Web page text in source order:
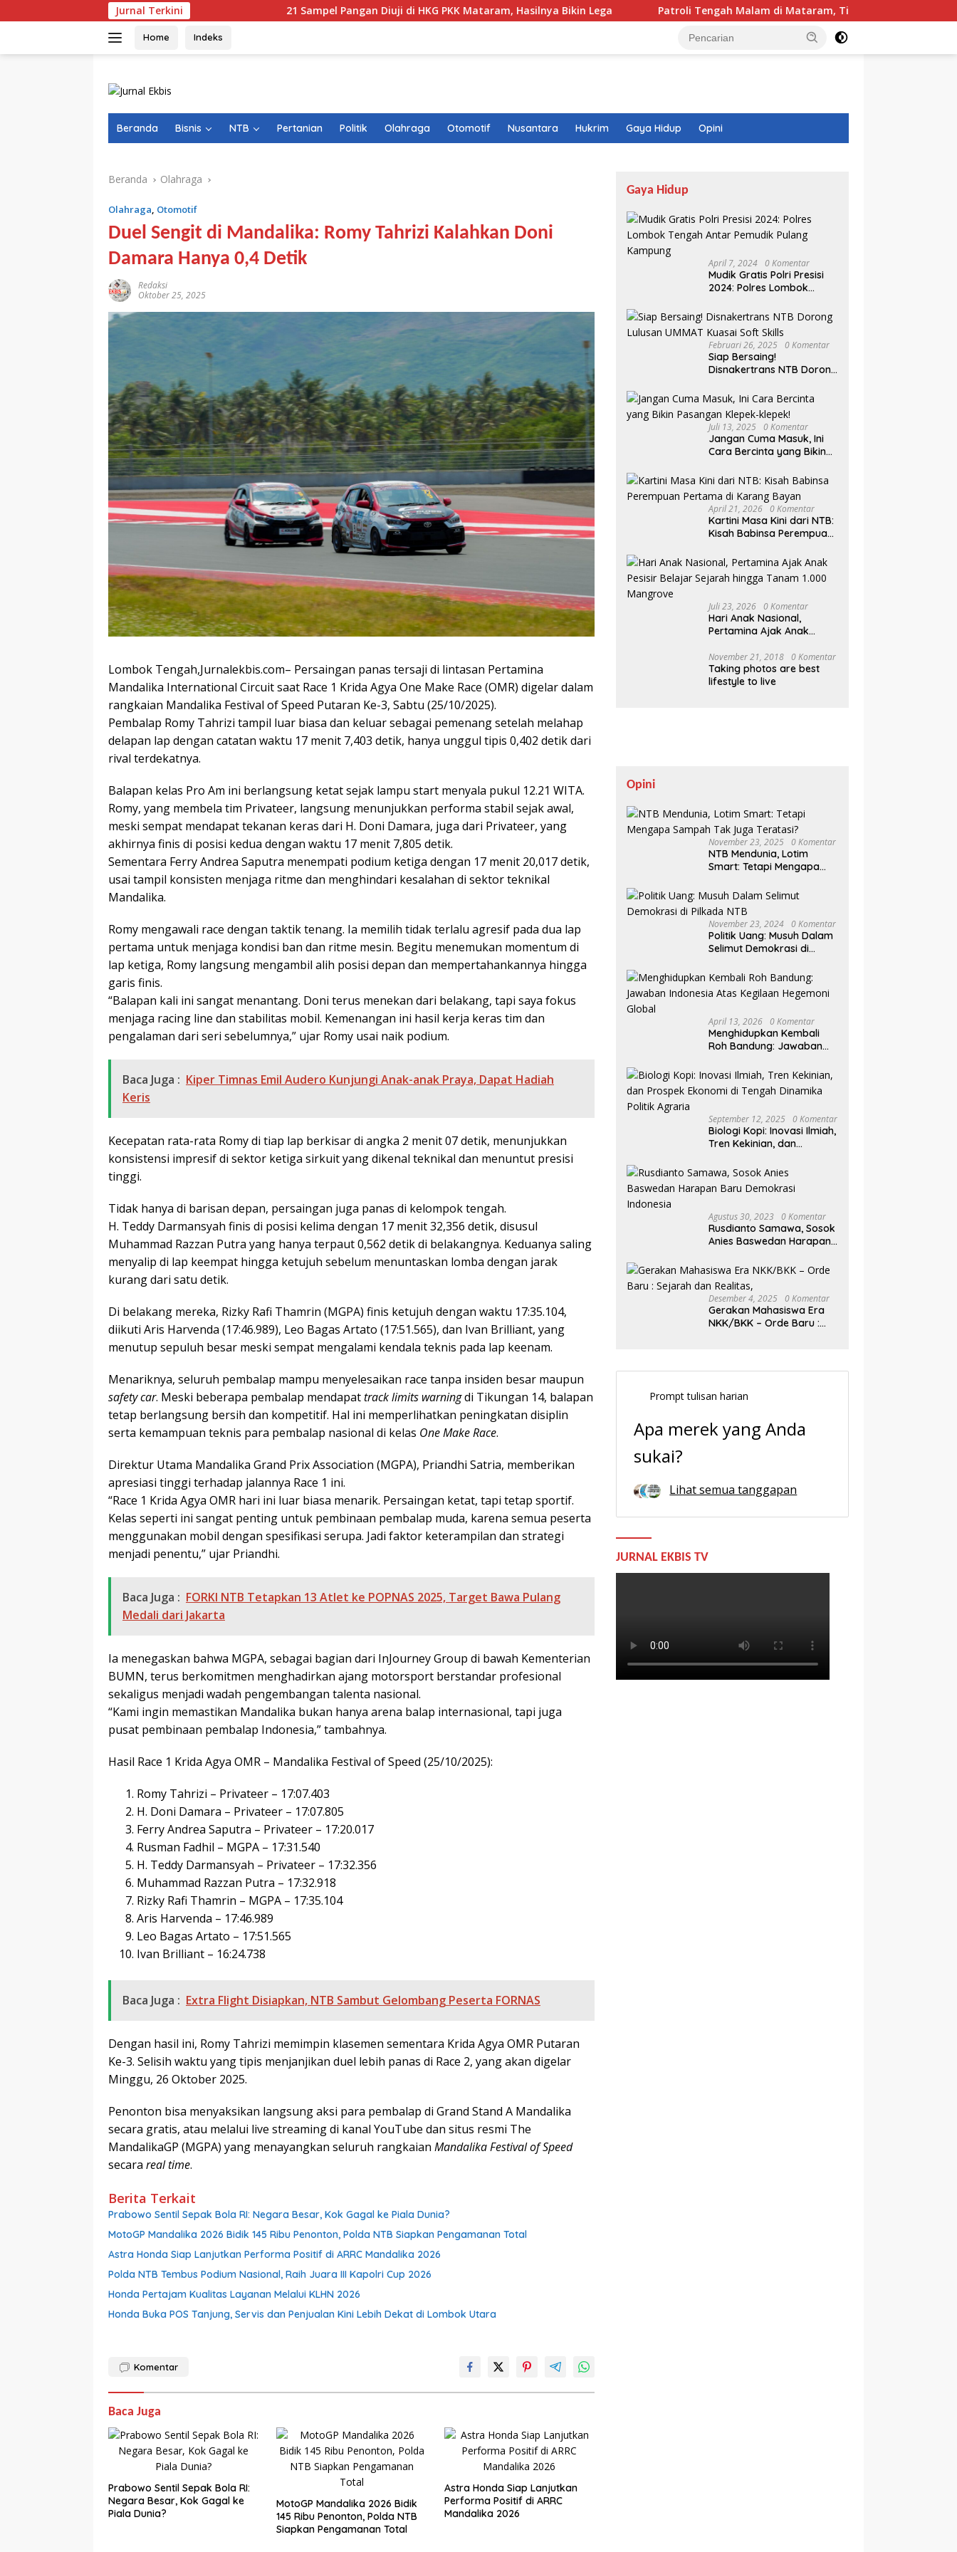
ke
Jurnal Terkini 21 Sampel Pangan Diuji di HKG PKK Mataram, Hasilnya Bikin Lega Patroli Tengah Malam di Mataram, Tim Puma Sasar Titik Rawan 3C dan
Home Indeks
Beranda Bisnis NTB Pertanian Politik Olahraga Otomotif Nusantara Hukrim Gaya Hidup Opini
Beranda Olahraga
Olahraga, Otomotif
Duel Sengit di Mandalika: Romy Tahrizi Kalahkan Doni
Damara Hanya 0,4 Detik
Redaksi
Oktober 25, 2025
Lombok Tengah,Jurnalekbis.com– Persaingan panas tersaji di lintasan Pertamina
Mandalika International Circuit saat Race 1 Krida Agya One Make Race (OMR) digelar dalam
rangkaian Mandalika Festival of Speed Putaran Ke-3, Sabtu (25/10/2025).
Pembalap Romy Tahrizi tampil luar biasa dan keluar sebagai pemenang setelah melahap
delapan lap dengan catatan waktu 17 menit 7,403 detik, hanya unggul tipis 0,402 detik dari
rival terdekatnya.
Balapan kelas Pro Am ini berlangsung ketat sejak lampu start menyala pukul 12.21 WITA.
Romy, yang membela tim Privateer, langsung menunjukkan performa stabil sejak awal,
meski sempat mendapat tekanan keras dari H. Doni Damara, juga dari Privateer, yang
akhirnya finis di posisi kedua dengan waktu 17 menit 7,805 detik.
Sementara Ferry Andrea Saputra menempati podium ketiga dengan 17 menit 20,017 detik,
usai tampil konsisten menjaga ritme dan menghindari kesalahan di sektor teknikal
Mandalika.
Romy mengawali race dengan taktik tenang. Ia memilih tidak terlalu agresif pada dua lap
pertama untuk menjaga kondisi ban dan ritme mesin. Begitu menemukan momentum di
lap ketiga, Romy langsung mengambil alih posisi depan dan mempertahankannya hingga
garis finis.
“Balapan kali ini sangat menantang. Doni terus menekan dari belakang, tapi saya fokus
menjaga racing line dan stabilitas mobil. Kemenangan ini hasil kerja keras tim dan
pengalaman dari seri sebelumnya,” ujar Romy usai naik podium.
Baca Juga : Kiper Timnas Emil Audero Kunjungi Anak-anak Praya, Dapat Hadiah
Keris
Kecepatan rata-rata Romy di tiap lap berkisar di angka 2 menit 07 detik, menunjukkan
konsistensi impresif di sektor ketiga sirkuit yang dikenal teknikal dan menuntut presisi
tinggi.
Tidak hanya di barisan depan, persaingan juga panas di kelompok tengah.
H. Teddy Darmansyah finis di posisi kelima dengan 17 menit 32,356 detik, disusul
Muhammad Razzan Putra yang hanya terpaut 0,562 detik di belakangnya. Keduanya saling
menyalip di lap keempat hingga ketujuh sebelum menuntaskan lomba dengan jarak
kurang dari satu detik.
Di belakang mereka, Rizky Rafi Thamrin (MGPA) finis ketujuh dengan waktu 17:35.104,
diikuti Aris Harvenda (17:46.989), Leo Bagas Artato (17:51.565), dan Ivan Brilliant, yang
menutup sepuluh besar meski sempat mengalami kendala teknis pada lap keenam.
Menariknya, seluruh pembalap mampu menyelesaikan race tanpa insiden besar maupun
safety car. Meski beberapa pembalap mendapattrack limits warningdi Tikungan 14, balapan
tetap berlangsung bersih dan kompetitif. Hal ini memperlihatkan peningkatan disiplin
serta kemampuan teknis para pembalap nasional di kelas One Make Race.
Direktur Utama Mandalika Grand Prix Association (MGPA), Priandhi Satria, memberikan
apresiasi tinggi terhadap jalannya Race 1 ini.
“Race 1 Krida Agya OMR hari ini luar biasa menarik. Persaingan ketat, tapi tetap sportif.
Kelas seperti ini sangat penting untuk pembinaan pembalap muda, karena semua peserta
menggunakan mobil dengan spesifikasi serupa. Jadi faktor keterampilan dan strategi
menjadi penentu,” ujar Priandhi.
Baca Juga : FORKI NTB Tetapkan 13 Atlet ke POPNAS 2025, Target Bawa Pulang
Medali dari Jakarta
Ia menegaskan bahwa MGPA, sebagai bagian dari InJourney Group di bawah Kementerian
BUMN, terus berkomitmen menghadirkan ajang motorsport berstandar profesional
sekaligus menjadi wadah pengembangan talenta nasional.
“Kami ingin memastikan Mandalika bukan hanya arena balap internasional, tapi juga
pusat pembinaan pembalap Indonesia,” tambahnya.
Hasil Race 1 Krida Agya OMR – Mandalika Festival of Speed (25/10/2025):
Romy Tahrizi – Privateer – 17:07.403
H. Doni Damara – Privateer – 17:07.805
Ferry Andrea Saputra – Privateer – 17:20.017
Rusman Fadhil – MGPA – 17:31.540
H. Teddy Darmansyah – Privateer – 17:32.356
Muhammad Razzan Putra – 17:32.918
Rizky Rafi Thamrin – MGPA – 17:35.104
Aris Harvenda – 17:46.989
Leo Bagas Artato – 17:51.565
Ivan Brilliant – 16:24.738
Baca Juga : Extra Flight Disiapkan, NTB Sambut Gelombang Peserta FORNAS
Dengan hasil ini, Romy Tahrizi memimpin klasemen sementara Krida Agya OMR Putaran
Ke-3. Selisih waktu yang tipis menjanjikan duel lebih panas di Race 2, yang akan digelar
Minggu, 26 Oktober 2025.
Penonton bisa menyaksikan langsung aksi para pembalap di Grand Stand A Mandalika
secara gratis, atau melalui live streaming di kanal YouTube dan situs resmi The
MandalikaGP (MGPA) yang menayangkan seluruh rangkaian Mandalika Festival of Speed
secara real time.
Berita Terkait
Prabowo Sentil Sepak Bola RI: Negara Besar, Kok Gagal ke Piala Dunia?
MotoGP Mandalika 2026 Bidik 145 Ribu Penonton, Polda NTB Siapkan Pengamanan Total
Astra Honda Siap Lanjutkan Performa Positif di ARRC Mandalika 2026
Polda NTB Tembus Podium Nasional, Raih Juara III Kapolri Cup 2026
Honda Pertajam Kualitas Layanan Melalui KLHN 2026
Honda Buka POS Tanjung, Servis dan Penjualan Kini Lebih Dekat di Lombok Utara
Komentar
Baca Juga
Prabowo Sentil Sepak Bola RI:
Negara Besar, Kok Gagal ke
Piala Dunia?
MotoGP Mandalika 2026 Bidik
145 Ribu Penonton, Polda NTB
Siapkan Pengamanan Total
Astra Honda Siap Lanjutkan
Performa Positif di ARRC
Mandalika 2026
Gaya Hidup
April 7, 2024 0 Komentar
Mudik Gratis Polri Presisi
2024: Polres Lombok
Pulang Kampung
Februari 26, 2025 0 Komentar
Siap Bersaing!
Disnakertrans NTB Dorong
Soft Skills
Juli 13, 2025 0 Komentar
Jangan Cuma Masuk, Ini
Cara Bercinta yang Bikin
April 21, 2026 0 Komentar
Kartini Masa Kini dari NTB:
Kisah Babinsa Perempuan
Juli 23, 2026 0 Komentar
Hari Anak Nasional,
Pertamina Ajak Anak
hingga Tanam 1.000
Mangrove
November 21, 2018 0 Komentar
Taking photos are best
lifestyle to live
Opini
November 23, 2025 0 Komentar
NTB Mendunia, Lotim
Smart: Tetapi Mengapa
Teratasi?
November 23, 2024 0 Komentar
Politik Uang: Musuh Dalam
Selimut Demokrasi di
April 13, 2026 0 Komentar
Menghidupkan Kembali
Roh Bandung: Jawaban
Hegemoni Global
September 12, 2025 0 Komentar
Biologi Kopi: Inovasi Ilmiah,
Tren Kekinian, dan
Tengah Dinamika Politik
Agraria
Agustus 30, 2023 0 Komentar
Rusdianto Samawa, Sosok
Anies Baswedan Harapan
Desember 4, 2025 0 Komentar
Gerakan Mahasiswa Era
NKK/BKK – Orde Baru :
Prompt tulisan harian
Apa merek yang Anda
sukai?
Lihat semua tanggapan
JURNAL EKBIS TV